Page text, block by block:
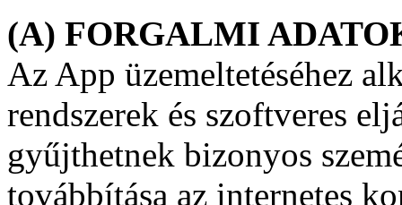
(A) FORGALMI
Az App üzemeltetéséhez
rendszerek és szoftveres
gyűjthetnek bizonyos
továbbítása az internetes